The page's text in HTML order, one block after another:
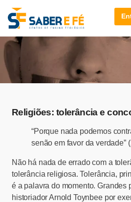
Religiões: tolerância e
“Porque nada podemos
senão em favor da verdade”
Não há nada de errado com a
tolerância religiosa. Tolerância,
é a palavra do momento. Grandes
historiador Arnold Toynbee por